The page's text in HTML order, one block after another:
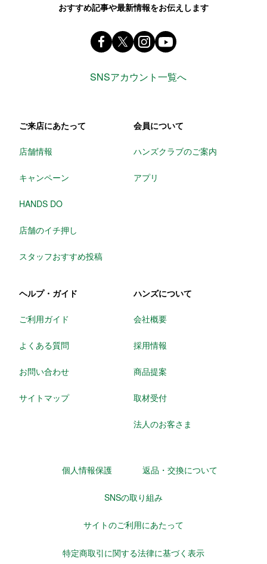
おすすめ記事や最新情報をお伝えします
Facebook ハンズ公式ファンページ
X(旧 twitter) @Hands_official_
instagram
SNSアカウント一覧へ
ご来店にあたって
店舗情報
キャンペーン
HANDS DO
店舗のイチ押し
スタッフおすすめ投稿
会員について
ハンズクラブのご案内
アプリ
ヘルプ・ガイド
ご利用ガイド
よくある質問
お問い合わせ
サイトマップ
ハンズについて
会社概要
採用情報
商品提案
取材受付
法人のお客さま
個人情報保護 返品・交換について
SNSの取り組み
サイトのご利用にあたって
特定商取引に関する法律に基づく表示